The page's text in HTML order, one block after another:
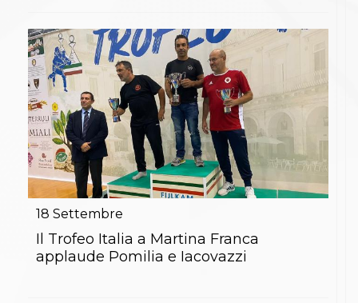
18 Settembre
Il Trofeo Italia a Martina Franca
applaude Pomilia e Iacovazzi